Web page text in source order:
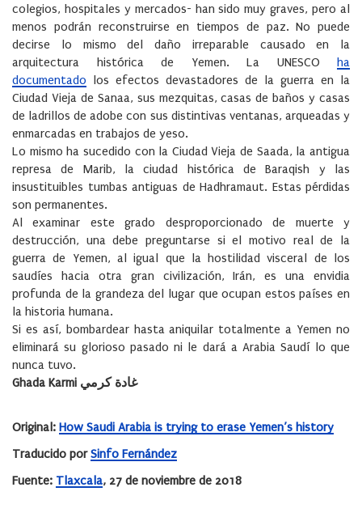
colegios, hospitales y mercados- han sido muy graves, pero al
menos podrán reconstruirse en tiempos de paz. No puede
decirse lo mismo del daño irreparable causado en la
arquitectura histórica de Yemen. La UNESCO
ha
documentado los efectos devastadores de la guerra en la
Ciudad Vieja de Sanaa, sus mezquitas, casas de baños y casas
de ladrillos de adobe con sus distintivas ventanas, arqueadas y
enmarcadas en trabajos de yeso.
Lo mismo ha sucedido con la Ciudad Vieja de Saada, la antigua
represa de Marib, la ciudad histórica de Baraqish y las
insustituibles tumbas antiguas de Hadhramaut. Estas pérdidas
son permanentes.
Al examinar este grado desproporcionado de muerte y
destrucción, una debe preguntarse si el motivo real de la
guerra de Yemen, al igual que la hostilidad visceral de los
saudíes hacia otra gran civilización, Irán, es una envidia
profunda de la grandeza del lugar que ocupan estos países en
la historia humana.
Si es así, bombardear hasta aniquilar totalmente a Yemen no
eliminará su glorioso pasado ni le dará a Arabia Saudí lo que
nunca tuvo.
Ghada Karmi غادة كرمي
Original: How Saudi Arabia is trying to erase Yemen’s history
Traducido porSinfo Fernández
Fuente: Tlaxcala, 27 de noviembre de 2018